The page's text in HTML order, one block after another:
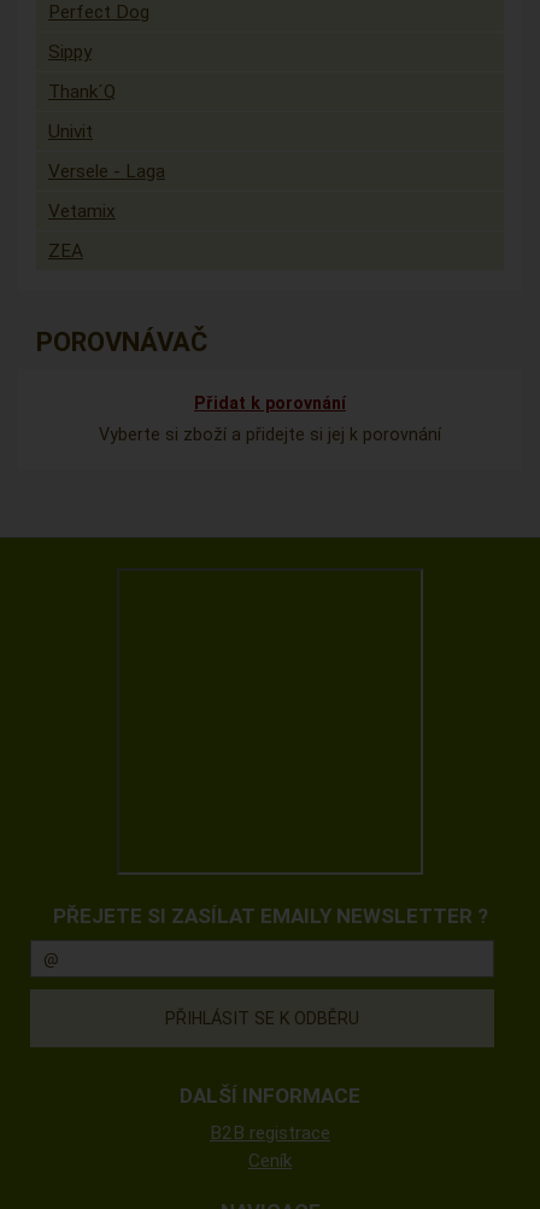
Perfect Dog
Sippy
Thank´Q
Univit
Versele - Laga
Vetamix
ZEA
POROVNÁVAČ
Přidat k porovnání
Vyberte si zboží a přidejte si jej k porovnání
PŘEJETE SI ZASÍLAT EMAILY NEWSLETTER ?
DALŠÍ INFORMACE
B2B registrace
Ceník